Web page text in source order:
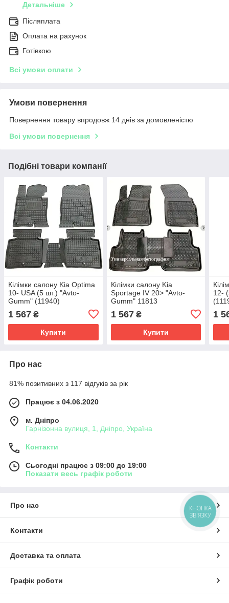
Детальніше
Післяплата
Оплата на рахунок
Готівкою
Всі умови оплати
Умови повернення
Повернення товару впродовж 14 днів за домовленістю
Всі умови повернення
Подібні товари компанії
Кілімки салону Kia Optima
10- USA (5 шт.) "Avto-
Gumm" (11940)
1 567 ₴
Купити
Кілімки салону Kia
Sportage IV 20> "Avto-
Gumm" 11813
1 567₴
Купити
12-
1
Про нас
81% позитивних з 117 відгуків за рік
Працює з 04.06.2020
м. Дніпро
Гарнізонна вулиця, 1, Дніпро, Україна
Контакти
Сьогодні працює з 09:00 до 19:00
Показати весь графік роботи
Про нас
Контакти
Доставка та оплата
Графік роботи
КНОПКА
ЗВ'ЯЗКУ